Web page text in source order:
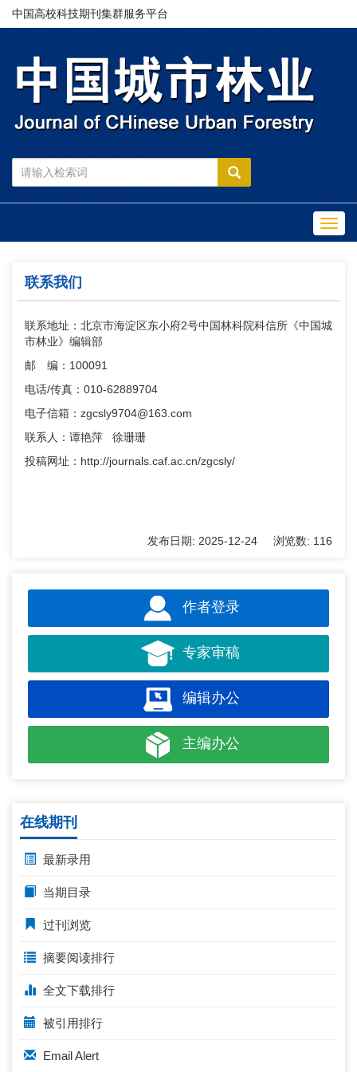
中国高校科技期刊集群服务平台
联系我们
联系地址：北京市海淀区东小府2号中国林科院科信所《中国城
市林业》编辑部
邮 编：100091
电话/传真：010-62889704
电子信箱：zgcsly9704@163.com
联系人：谭艳萍 徐珊珊
投稿网址：http://journals.caf.ac.cn/zgcsly/
发布日期: 2025-12-24 浏览数: 116
作者登录
专家审稿
编辑办公
主编办公
在线期刊
最新录用
当期目录
过刊浏览
摘要阅读排行
全文下载排行
被引用排行
Email Alert